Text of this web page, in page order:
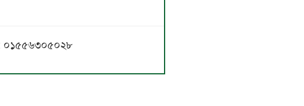
০১৫৫৬৩০৫০২৮